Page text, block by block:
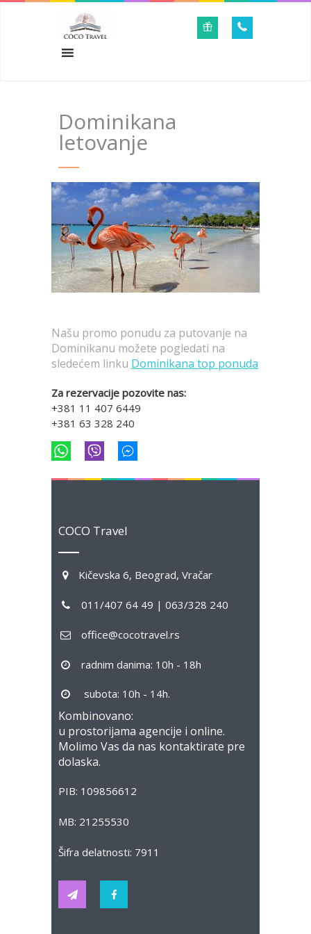
Dominikana
letovanje
Našu promo ponudu za putovanje na
Dominikanu možete pogledati na
sledećem linku Dominikana top ponuda
Za rezervacije pozovite nas:
+381 11 407 6449
+381 63 328 240
COCO Travel
Kičevska 6, Beograd, Vračar
011/407 64 49 | 063/328 240
office@cocotravel.rs
radnim danima: 10h - 18h
subota: 10h - 14h.
Kombinovano:
u prostorijama agencije i online.
Molimo Vas da nas kontaktirate pre
dolaska.
PIB: 109856612
MB: 21255530
Šifra delatnosti: 7911